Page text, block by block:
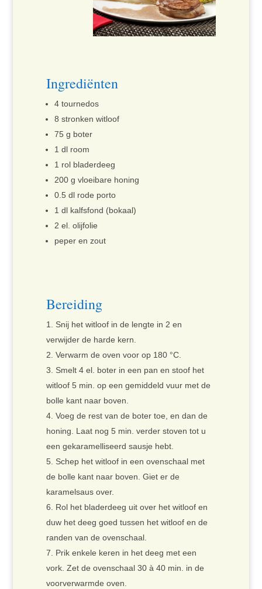
Ingrediënten
4 tournedos
8 stronken witloof
75 g boter
1 dl room
1 rol bladerdeeg
200 g vloeibare honing
0.5 dl rode porto
1 dl kalfsfond (bokaal)
2 el. olijfolie
peper en zout
Bereiding
Snij het witloof in de lengte in 2 en
verwijder de harde kern.
Verwarm de oven voor op 180 °C.
Smelt 4 el. boter in een pan en stoof het
witloof 5 min. op een gemiddeld vuur met de
bolle kant naar boven.
Voeg de rest van de boter toe, en dan de
honing. Laat nog 5 min. verder stoven tot u
een gekaramelliseerd sausje hebt.
Schep het witloof in een ovenschaal met
de bolle kant naar boven. Giet er de
karamelsaus over.
Rol het bladerdeeg uit over het witloof en
duw het deeg goed tussen het witloof en de
randen van de ovenschaal.
Prik enkele keren in het deeg met een
vork. Zet de ovenschaal 30 à 40 min. in de
voorverwarmde oven.